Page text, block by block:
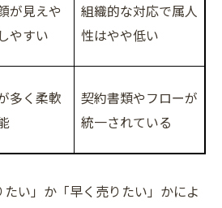
が見えや
やすい
組織的な対応で属人
性はやや低い
多く柔軟
契約書類やフローが
統一されている
い」か「早く売りたい」かによ